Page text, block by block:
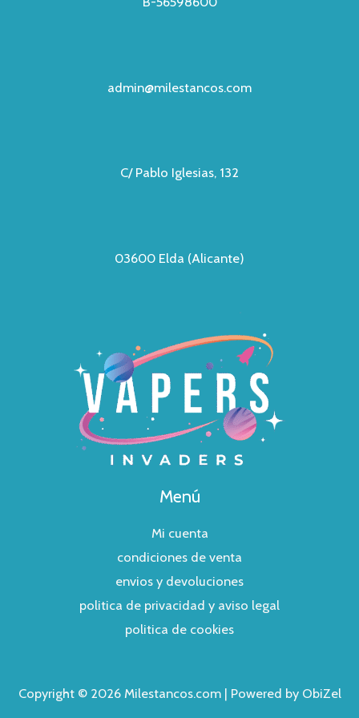
admin@milestancos.com
C/ Pablo Iglesias, 132
03600 Elda (Alicante)
Menú
Mi cuenta
condiciones de venta
envios y devoluciones
politica de privacidad y aviso legal
politica de cookies
Copyright © 2026 Milestancos.com | Powered by ObiZel